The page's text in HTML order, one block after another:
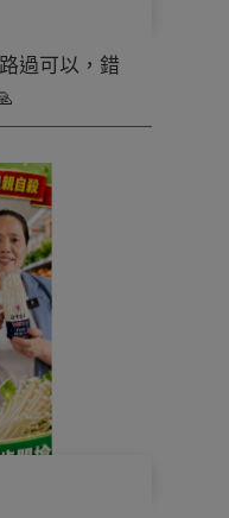
過可以，錯